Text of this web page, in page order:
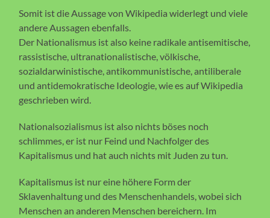
Somit ist die Aussage von Wikipedia widerlegt und viele
andere Aussagen ebenfalls.
Der Nationalismus ist also keine radikale antisemitische,
rassistische, ultranationalistische, völkische,
sozialdarwinistische, antikommunistische, antiliberale
und antidemokratische Ideologie, wie es auf Wikipedia
geschrieben wird.
Nationalsozialismus ist also nichts böses noch
schlimmes, er ist nur Feind und Nachfolger des
Kapitalismus und hat auch nichts mit Juden zu tun.
Kapitalismus ist nur eine höhere Form der
Sklavenhaltung und des Menschenhandels, wobei sich
Menschen an anderen Menschen bereichern. Im